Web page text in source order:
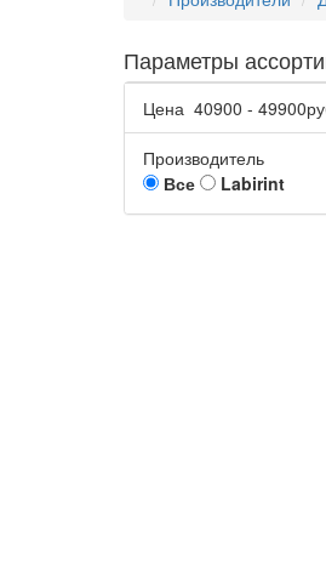
Параметры
Цена 40900 - 49900
Производитель
Все
Labirint